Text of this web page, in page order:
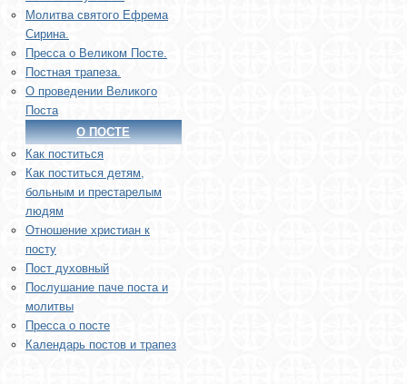
Молитва святого Ефрема
Сирина.
Пресса о Великом Посте.
Постная трапеза.
О проведении Великого
Поста
О ПОСТЕ
Как поститься
Как поститься детям,
больным и престарелым
людям
Отношение христиан к
посту
Пост духовный
Послушание паче поста и
молитвы
Пресса о посте
Календарь постов и трапез